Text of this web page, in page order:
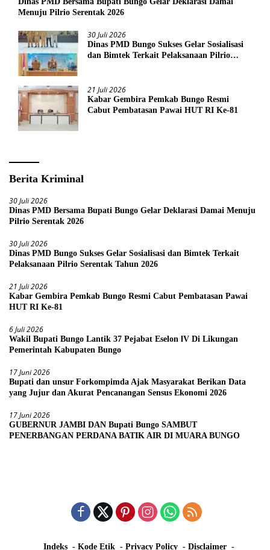
Menuju Pilrio Serentak 2026
30 Juli 2026
Dinas PMD Bungo Sukses Gelar Sosialisasi
dan Bimtek Terkait Pelaksanaan Pilrio
21 Juli 2026
Kabar Gembira Pemkab Bungo Resmi
Cabut Pembatasan Pawai HUT RI Ke-81
Berita Kriminal
30 Juli 2026
Dinas PMD Bersama Bupati Bungo Gelar Deklarasi Damai Menuju
Pilrio Serentak 2026
30 Juli 2026
Dinas PMD Bungo Sukses Gelar Sosialisasi dan Bimtek Terkait
Pelaksanaan Pilrio Serentak Tahun 2026
21 Juli 2026
Kabar Gembira Pemkab Bungo Resmi Cabut Pembatasan Pawai
HUT RI Ke-81
6 Juli 2026
Wakil Bupati Bungo Lantik 37 Pejabat Eselon lV Di Likungan
Pemerintah Kabupaten Bungo
17 Juni 2026
Bupati dan unsur Forkompimda Ajak Masyarakat Berikan Data
yang Jujur dan Akurat Pencanangan Sensus Ekonomi 2026
17 Juni 2026
GUBERNUR JAMBI DAN Bupati Bungo SAMBUT
PENERBANGAN PERDANA BATIK AIR DI MUARA BUNGO
Indeks Kode Etik Privacy Policy Disclaimer